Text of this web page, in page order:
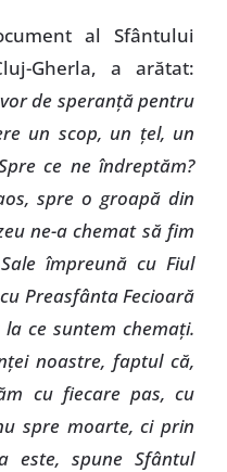
al Sfântului
Gherla, a arătat:
de speranţă pentru
un scop, un ţel, un
ce ne îndreptăm?
spre o groapă din
ne-a chemat să fim
împreună cu Fiul
Preasfânta Fecioară
ce suntem chemaţi.
noastre, faptul că,
cu fiecare pas, cu
spre moarte, ci prin
este, spune Sfântul